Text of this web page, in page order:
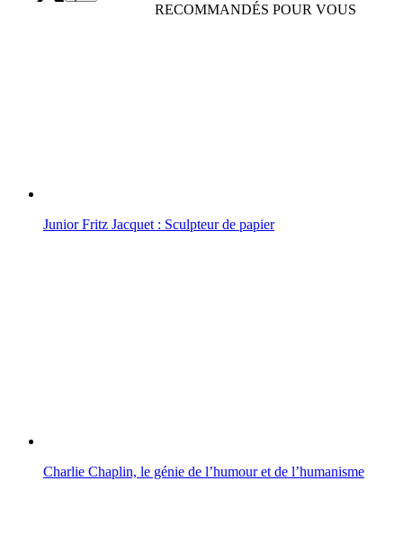
RECOMMANDÉS POUR VOUS
Junior Fritz Jacquet : Sculpteur de papier
Charlie Chaplin, le génie de l’humour et de l’humanisme